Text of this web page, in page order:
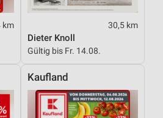
km 30,5 km
Dieter Knoll
Gültig bis Fr. 14.08.
Kaufland